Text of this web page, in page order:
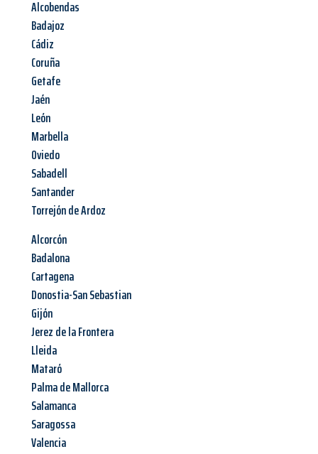
Alcobendas
Badajoz
Cádiz
Coruña
Getafe
Jaén
León
Marbella
Oviedo
Sabadell
Santander
Torrejón de Ardoz
Alcorcón
Badalona
Cartagena
Donostia-San Sebastian
Gijón
Jerez de la Frontera
Lleida
Mataró
Palma de Mallorca
Salamanca
Saragossa
Valencia